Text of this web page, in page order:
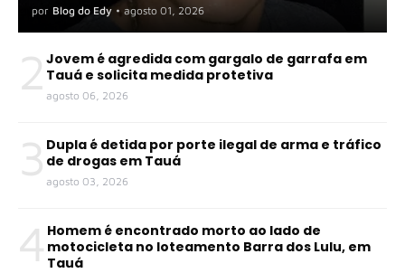
por Blog do Edy • agosto 01, 2026
2 Jovem é agredida com gargalo de garrafa em
Tauá e solicita medida protetiva
agosto 06, 2026
3 Dupla é detida por porte ilegal de arma e tráfico
de drogas em Tauá
agosto 03, 2026
4 Homem é encontrado morto ao lado de
motocicleta no loteamento Barra dos Lulu, em
Tauá